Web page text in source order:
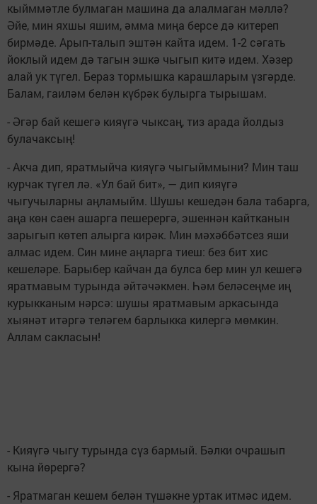
кыйммәтле булмаган машина да алалмаган мәллә?
Әйе, мин яхшы яшим, әмма миңа берсе дә китереп
бирмәде. Арып-талып эштән кайта идем. 1-2 сәгать
йоклый идем дә тагын эшкә чыгып китә идем. Хәзер
алай ук түгел. Бераз тормышка карашларым үзгәрде.
Балам, гаиләм белән күбрәк булырга тырышам.
- Әгәр бай кешегә кияүгә чыксаң, тиз арада йолдыз
булачаксың!
- Акча дип, яратмыйча кияүгә чыгыйммыни? Мин таш
курчак түгел лә. «Ул бай бит», — дип кияүгә
чыгучыларны аңламыйм. Шушы кешедән бала табарга,
аңа көн саен ашарга пешерергә, эшеннән кайтканын
зарыгып көтеп алырга кирәк. Мин мәхәббәтсез яши
алмас идем. Син мине аңларга тиеш: без бит хис
кешеләре. Барыбер кайчан да булса бер мин ул кешегә
яратмавым турында әйтәчәкмен. Һәм беләсеңме иң
курыкканым нәрсә: шушы яратмавым аркасында
хыянәт итәргә теләгем барлыкка килергә мөмкин.
Аллам сакласын!
- Кияүгә чыгу турында сүз бармый. Бәлки очрашып
кына йөрергә?
- Яратмаган кешем белән түшәкне уртак итмәс идем.